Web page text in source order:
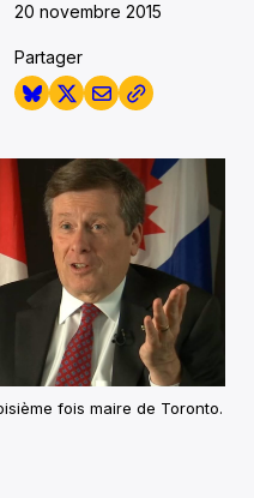
20 novembre 2015
Partager
fois maire de Toronto.